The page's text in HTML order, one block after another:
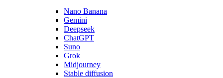
Nano Banana
Gemini
Deepseek
ChatGPT
Suno
Grok
Midjourney
Stable diffusion